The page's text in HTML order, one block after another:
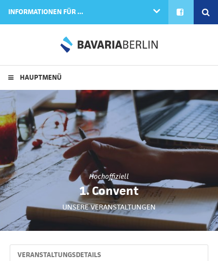
INFORMATIONEN FÜR ... FACEBOOK
HAUPTMENÜ
Hochoffiziell
1. Convent
UNSERE VERANSTALTUNGEN
VERANSTALTUNGSDETAILS